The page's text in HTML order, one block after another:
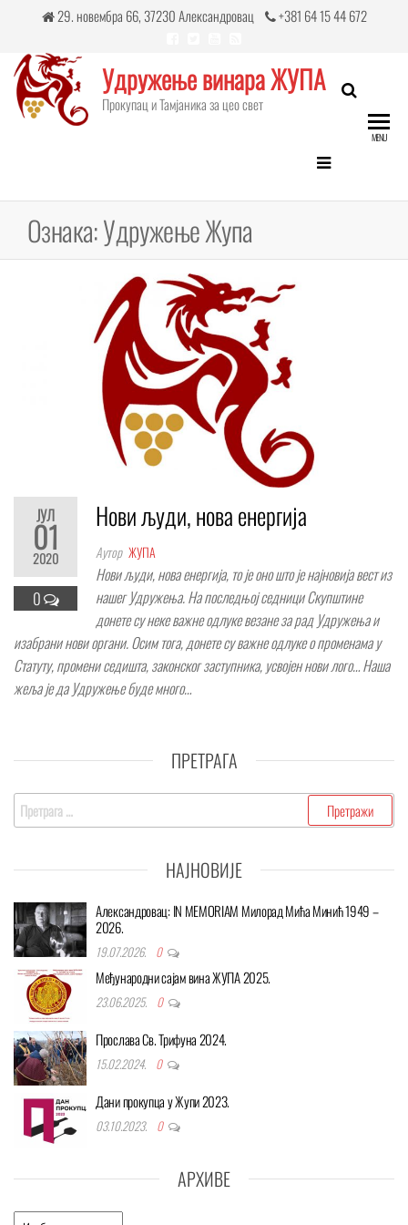
content
29. новембра 66, 37230 Александровац +381 64 15 44 672
Удружење винара ЖУПА
Прокупац и Тамјаникa за цео свет
MENU
Ознака:Удружење Жупа
ЈУЛ
01
2020
0
Нови људи, нова енергија
Аутор ЖУПА
Нови људи, нова енергија, то је оно што је најновија вест из
нашег Удружења. На последњој седници Скупштине
донете су неке важне одлуке везане за рад Удружења и
изабрани нови органи. Осим тога, донете су важне одлуке о променама у
Статуту, промени седишта, законског заступника, усвојен нови лого… Наша
жеља је да Удружење буде много…
ПРЕТРАГА
Претрага
за:
НАЈНОВИЈЕ
Александровац: IN MEMORIAM Милорад Мића Минић 1949 –
2026.
19.07.2026. 0
Међународни сајам вина ЖУПА 2025.
23.06.2025. 0
Прослава Св. Трифуна 2024.
15.02.2024. 0
Дани прокупца у Жупи 2023.
03.10.2023. 0
АРХИВЕ